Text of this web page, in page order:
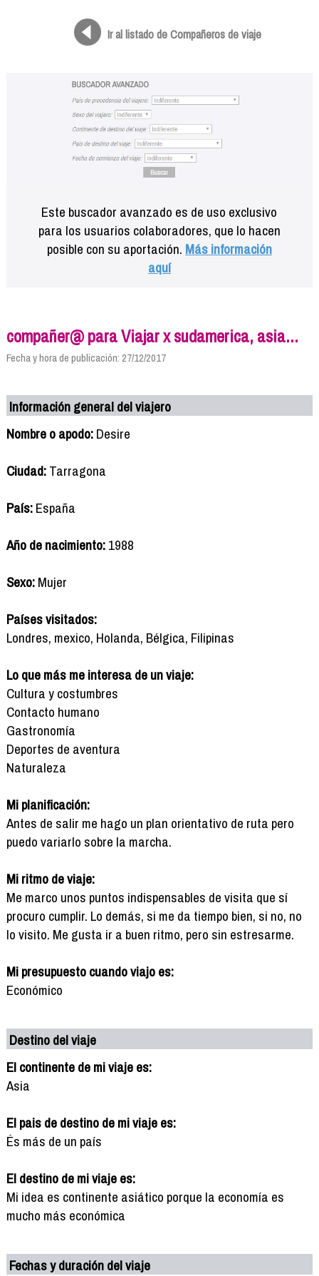
Ir al listado de Compañeros de viaje
Este buscador avanzado es de uso exclusivo
para los usuarios colaboradores, que lo hacen
posible con su aportación. Más información
aquí
compañer@ para Viajar x sudamerica, asia...
Fecha y hora de publicación: 27/12/2017
Información general del viajero
Nombre o apodo:Desire
Ciudad:Tarragona
País:España
Año de nacimiento:1988
Sexo:Mujer
Países visitados:
Londres, mexico, Holanda, Bélgica, Filipinas
Lo que más me interesa de un viaje:
Cultura y costumbres
Contacto humano
Gastronomía
Deportes de aventura
Naturaleza
Mi planificación:
Antes de salir me hago un plan orientativo de ruta pero
puedo variarlo sobre la marcha.
Mi ritmo de viaje:
Me marco unos puntos indispensables de visita que sí
procuro cumplir. Lo demás, si me da tiempo bien, si no, no
lo visito. Me gusta ir a buen ritmo, pero sin estresarme.
Mi presupuesto cuando viajo es:
Económico
Destino del viaje
El continente de mi viaje es:
Asia
El pais de destino de mi viaje es:
És más de un país
El destino de mi viaje es:
Mi idea es continente asiático porque la economía es
mucho más económica
Fechas y duración del viaje